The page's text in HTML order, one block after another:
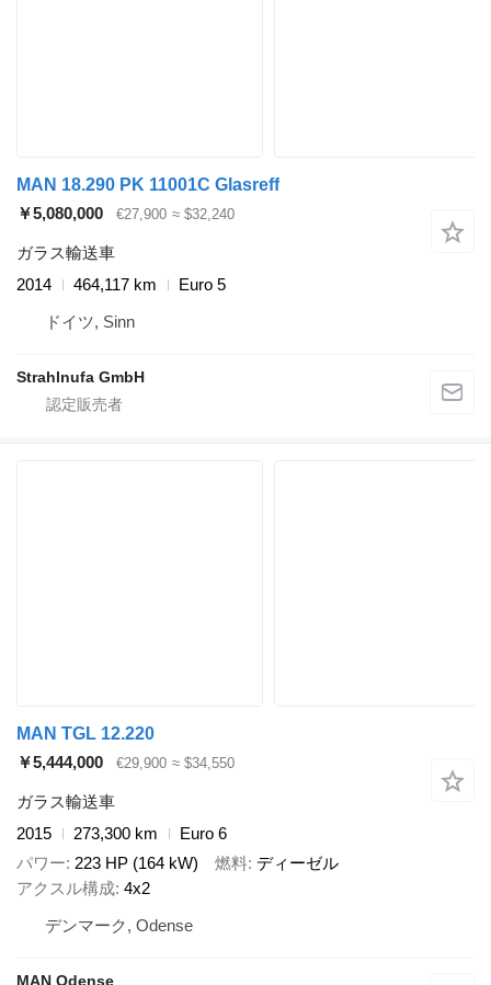
MAN 18.290 PK 11001C Glasreff
￥5,080,000
€27,900 ≈ $32,240
ガラス輸送車
2014
464,117 km
Euro 5
ドイツ, Sinn
Strahlnufa GmbH
MAN TGL 12.220
￥5,444,000
€29,900 ≈ $34,550
ガラス輸送車
2015
273,300 km
Euro 6
パワー 223 HP (164 kW) 燃料 ディーゼル
アクスル構成 4x2
デンマーク, Odense
MAN Odense